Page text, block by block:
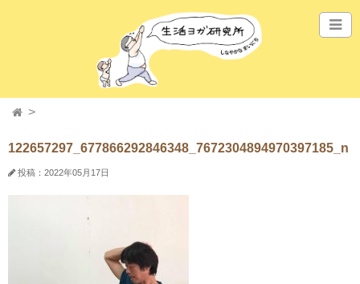
122657297_677866292846348_7672304894970397185_n
投稿：2022年05月17日